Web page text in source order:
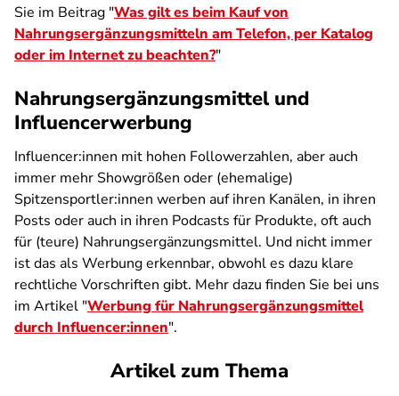
Sie im Beitrag "Was gilt es beim Kauf von
Nahrungsergänzungsmitteln am Telefon, per Katalog
oder im Internet zu beachten?"
Nahrungsergänzungsmittel und
Influencerwerbung
Influencer:innen mit hohen Followerzahlen, aber auch
immer mehr Showgrößen oder (ehemalige)
Spitzensportler:innen werben auf ihren Kanälen, in ihren
Posts oder auch in ihren Podcasts für Produkte, oft auch
für (teure) Nahrungsergänzungsmittel. Und nicht immer
ist das als Werbung erkennbar, obwohl es dazu klare
rechtliche Vorschriften gibt. Mehr dazu finden Sie bei uns
im Artikel "Werbung für Nahrungsergänzungsmittel
durch Influencer:innen".
Artikel zum Thema